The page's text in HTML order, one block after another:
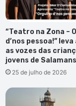
“Teatro na Zona –
d’nos pessoa!”
as vozes das
jovens de
25 de julho de 2026